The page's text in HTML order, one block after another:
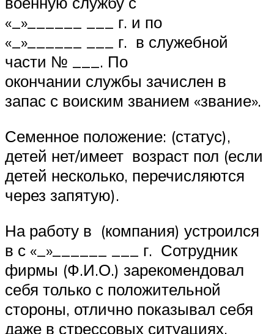
«_»______ ___ г. и по
«_»______ ___ г. в служебной
части № ___. По
окончании службы зачислен в
запас с воиским званием «звание».
Семенное положение: (статус),
детей нет/имеет возраст пол (если
детей несколько, перечисляются
через запятую).
На работу в (компания) устроился
в с «_»______ ___ г. Сотрудник
фирмы (Ф.И.О.) зарекомендовал
себя только с положительной
стороны, отлично показывал себя
даже в стрессовых ситуациях,